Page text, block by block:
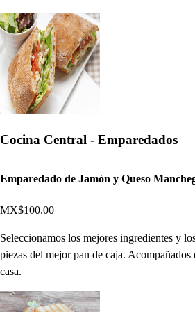
Cocina Central - Emparedados
Emparedado de Jamón y Queso
MX$100.00
Seleccionamos los mejores ingredientes y
piezas del mejor pan de caja. Acompañados
casa.